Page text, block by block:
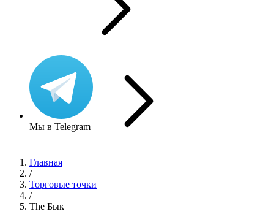
Мы в Telegram
Главная
/
Торговые точки
/
The Бык